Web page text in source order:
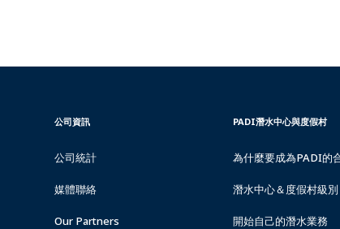
CORPORATE
TAIWAN
公司資訊
公司統計
媒體聯絡
Our Partners
PADI
&
TAIWAN
PADI潛水中心與度假村
為什麼要成為PADI的
潛水中心＆度假村級別
開始自己的潛水業務